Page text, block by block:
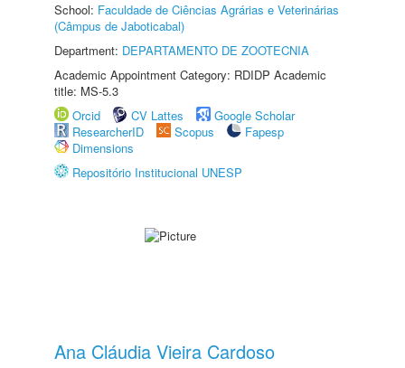
School: Faculdade de Ciências Agrárias e Veterinárias
(Câmpus de Jaboticabal)
Department: DEPARTAMENTO DE ZOOTECNIA
Academic Appointment Category: RDIDP Academic
title: MS-5.3
Orcid
CV Lattes
Google Scholar
ResearcherID
Scopus
Fapesp
Dimensions
Repositório Institucional UNESP
Ana Cláudia Vieira Cardoso